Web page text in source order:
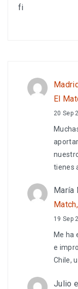
fi
El
20 Sep
tienes
María
19 Sep
Me ha
e
Chile,
Julio